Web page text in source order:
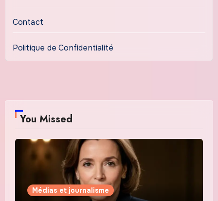
Contact
Politique de Confidentialité
You Missed
Médias et journalisme